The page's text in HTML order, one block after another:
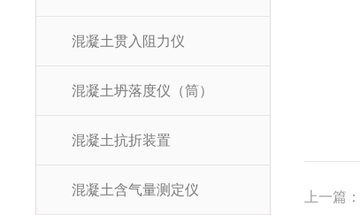
混凝土贯入阻力仪
混凝土坍落度仪（筒）
混凝土抗折装置
混凝土含气量测定仪 上一篇：